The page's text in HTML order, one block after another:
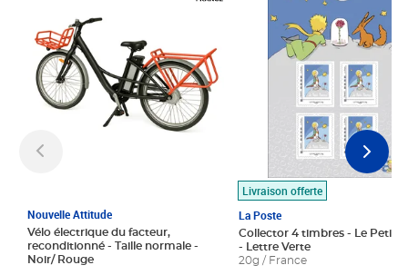
Nouvelle Attitude
Vélo électrique du facteur,
reconditionné - Taille normale -
Noir/ Rouge
Livraison offerte
La Poste
Collector 4 timbres - Le Petit
- Lettre Verte
20g / France